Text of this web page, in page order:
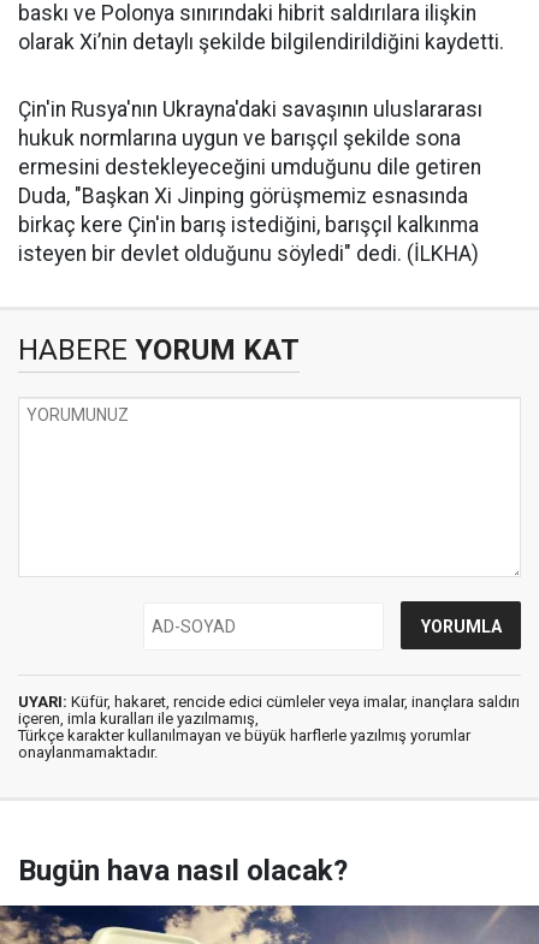
baskı ve Polonya sınırındaki hibrit saldırılara ilişkin
olarak Xi’nin detaylı şekilde bilgilendirildiğini kaydetti.
Çin'in Rusya'nın Ukrayna'daki savaşının uluslararası
hukuk normlarına uygun ve barışçıl şekilde sona
ermesini destekleyeceğini umduğunu dile getiren
Duda, "Başkan Xi Jinping görüşmemiz esnasında
birkaç kere Çin'in barış istediğini, barışçıl kalkınma
isteyen bir devlet olduğunu söyledi" dedi. (İLKHA)
HABERE YORUM KAT
UYARI: Küfür, hakaret, rencide edici cümleler veya imalar, inançlara saldırı
içeren, imla kuralları ile yazılmamış,
Türkçe karakter kullanılmayan ve büyük harflerle yazılmış yorumlar
onaylanmamaktadır.
Bugün hava nasıl olacak?